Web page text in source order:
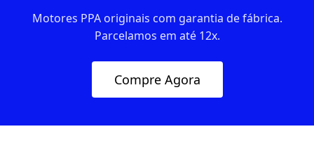
Motores PPA originais com garantia de fábrica.
Parcelamos em até 12x.
Compre Agora